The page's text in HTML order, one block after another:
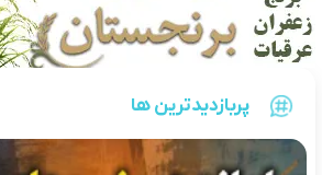
پربازدیدترین ها